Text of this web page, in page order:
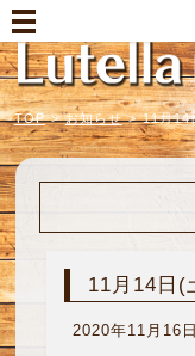
TOP > お知らせ > 11月14
11月14日(
2020年11月16日